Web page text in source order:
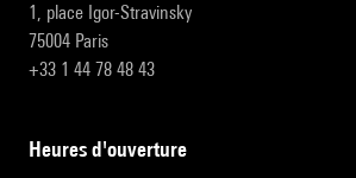
1, place Igor-Stravinsky
75004 Paris
+33 1 44 78 48 43
heures d'ouverture